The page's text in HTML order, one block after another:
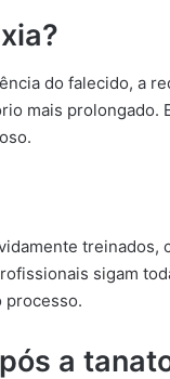
do falecido, a
mais prolongado.
treinados,
sigam
processo.
a